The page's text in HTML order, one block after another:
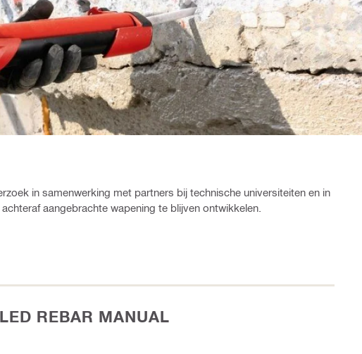
in samenwerking met partners bij technische universiteiten en in
aangebrachte wapening te blijven ontwikkelen.
REBAR MANUAL